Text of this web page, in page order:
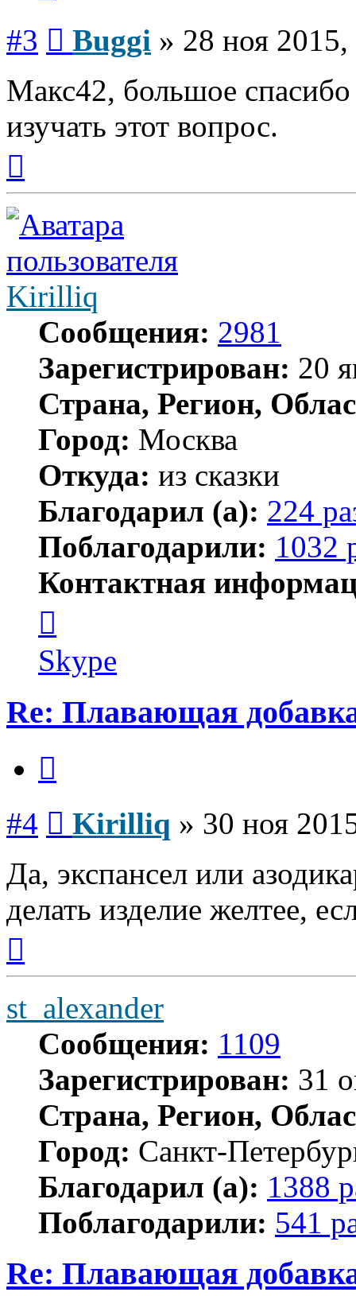
#3 Buggi » 28 ноя
Макс42, большое спасибо
изучать этот вопрос.
началу
Kirilliq
Сообщения: 2981
Зарегистрирован: 20
Страна, Регион,
Город: Москва
Откуда: из сказки
Благодарил (а): 224
Поблагодарили: 1032
Контактная
пользователя
Kirilliq
Skype
Re: Плавающая
#4 Kirilliq » 30 ноя
Да, экспансел или
делать изделие желтее,
началу
st_alexander
Сообщения: 1109
Зарегистрирован: 31
Страна, Регион,
Город: Санкт-
Благодарил (а): 1388
Поблагодарили: 541
Re: Плавающая